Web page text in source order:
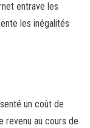
entrave les
les inégalités
un coût de
revenu au cours de